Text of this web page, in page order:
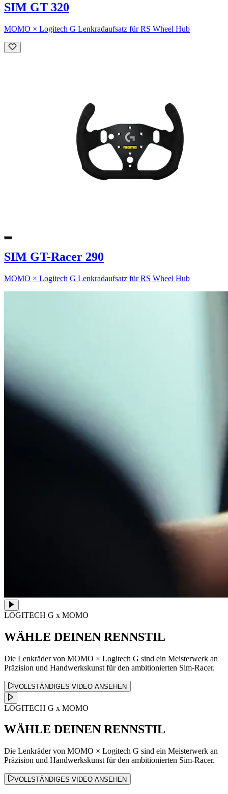
SIM GT 320
MOMO × Logitech G Lenkradaufsatz für RS Wheel Hub
SIM GT-Racer 290
MOMO × Logitech G Lenkradaufsatz für RS Wheel Hub
LOGITECH G x MOMO
WÄHLE DEINEN RENNSTIL
Die Lenkräder von MOMO × Logitech G sind ein Meisterwerk an
Präzision und Handwerkskunst für den ambitionierten Sim-Racer.
VOLLSTÄNDIGES VIDEO ANSEHEN
LOGITECH G x MOMO
WÄHLE DEINEN RENNSTIL
Die Lenkräder von MOMO × Logitech G sind ein Meisterwerk an
Präzision und Handwerkskunst für den ambitionierten Sim-Racer.
VOLLSTÄNDIGES VIDEO ANSEHEN